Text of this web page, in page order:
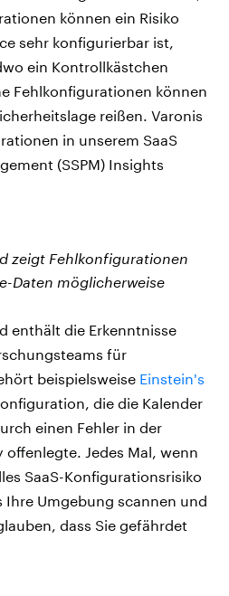
können ein Risiko
sehr konfigurierbar ist,
ein Kontrollkästchen
Fehlkonfigurationen können
reißen. Varonis
in unserem SaaS
(SSPM) Insights
zeigt Fehlkonfigurationen
Daten möglicherweise
enthält die Erkenntnisse
für
beispielsweise Einstein's
die die Kalender
einen Fehler in der
Jedes Mal, wenn
SaaS-Konfigurationsrisiko
Ihre Umgebung scannen und
dass Sie gefährdet